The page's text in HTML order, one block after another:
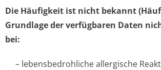
Die Häufigkeit ist nicht bekannt
Grundlage der verfügbaren Daten
bei:
– lebensbedrohliche allergische